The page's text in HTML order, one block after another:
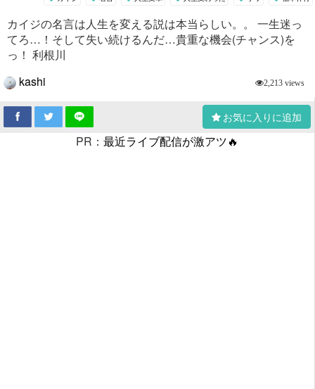
カイジの名言は人生を変える説は本当らしい。。 一生迷っ
てろ…！そして失い続けるんだ…貴重な機会(チャンス)を
っ！ 利根川
kashi
2,213 views
お気に入りに追加
PR： 最近ライブ配信が激アツ🔥